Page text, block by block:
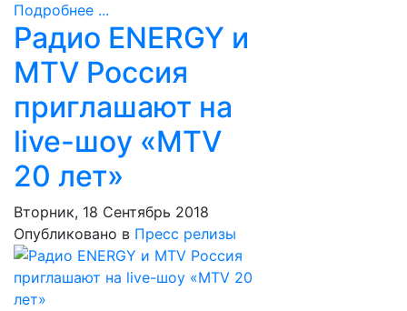
Подробнее ...
Радио ENERGY и
MTV Россия
приглашают на
live-шoу «MTV
20 лет»
Вторник, 18 Сентябрь 2018
Опубликовано в Пресс релизы